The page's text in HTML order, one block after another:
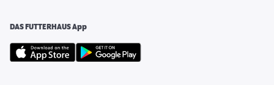
DAS FUTTERHAUS App